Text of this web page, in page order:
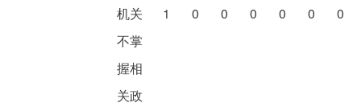
机关
不掌
握相
关政
1 0 0 0 0 0 0